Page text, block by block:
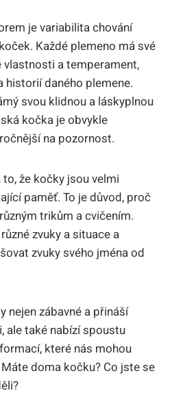
je variabilita chování
Každé plemeno má své
a temperament,
historií daného plemene.
svou klidnou a láskyplnou
kočka je obvykle
na pozornost.
že kočky jsou velmi
paměť. To je důvod, proč
trikům a cvičením.
zvuky a situace a
zvuky svého jména od
nejen zábavné a přináší
ale také nabízí spoustu
které nás mohou
doma kočku? Co jste se